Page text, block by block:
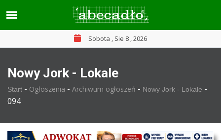
Sobota , Sie 8 , 2026
Nowy Jork - Lokale
Start - Ogłoszenia - Archiwum ogłoszeń - Nowy Jork - Lokale -
094